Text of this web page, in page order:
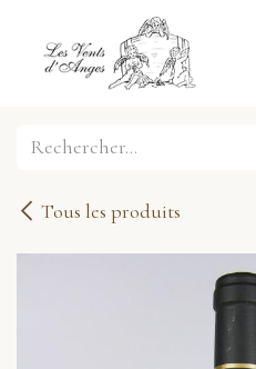
Se rendre au contenu
Tous les produits